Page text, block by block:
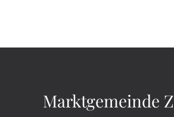
Marktgemeinde